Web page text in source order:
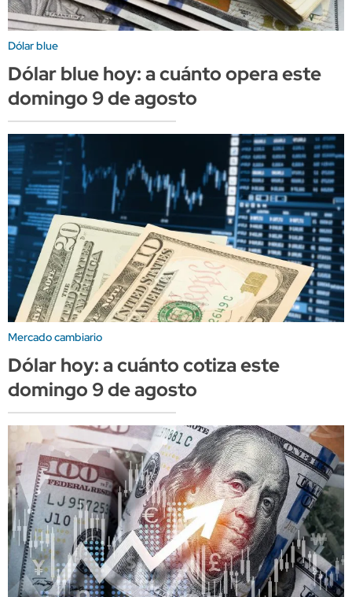
Dólar blue
Dólar blue hoy: a cuánto opera este
domingo 9 de agosto
Mercado cambiario
Dólar hoy: a cuánto cotiza este
domingo 9 de agosto